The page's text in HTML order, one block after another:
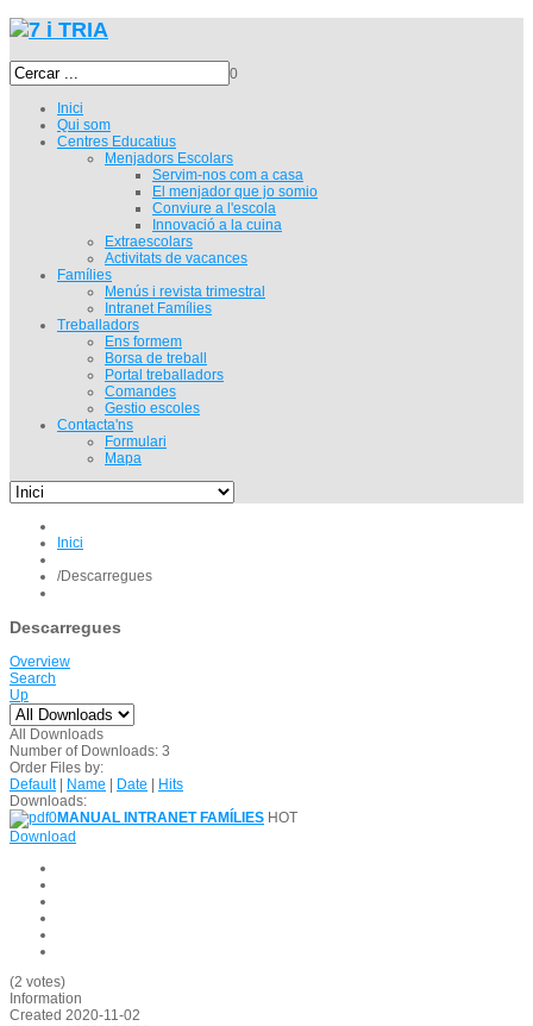
0
Inici
Qui som
Centres Educatius
Menjadors Escolars
Servim-nos com a casa
El menjador que jo somio
Conviure a l'escola
Innovació a la cuina
Extraescolars
Activitats de vacances
Famílies
Menús i revista trimestral
Intranet Famílies
Treballadors
Ens formem
Borsa de treball
Portal treballadors
Comandes
Gestio escoles
Contacta'ns
Formulari
Mapa
Inici
/Descarregues
Descarregues
Overview
Search
Up
All Downloads
Number of Downloads: 3
Order Files by:
Default| Name Date
Hits
Downloads:
MANUAL INTRANET FAMÍLIES HOT
Download
(2 votes)
Information
Created 2020-11-02